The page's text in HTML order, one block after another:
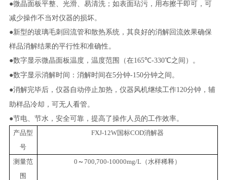
●微晶面板平整、光滑、易清洗；如表面玷污，用布擦干即可，可
减少操作不当对仪器的损坏。
●新型的玻璃毛刺回流管和散热系统，其良好的消解回流效果确保
样品消解结果的平行性和准确性。
●数字显示微晶面板温度，温度范围（在165℃-330℃之间）。
●数字显示消解时间：消解时间在5分钟-150分钟之间。
●消解完毕后，仪器自动停止加热，仪器风机继续工作120分钟，辅
助样品冷却，可无人看管。
●节电、节水，安全可靠，提高了操作人员的工作效率。
产品型
号
FXJ-12W国标COD消解器
测量范
围
0 ～700,700-10000mg/L （水样稀释）